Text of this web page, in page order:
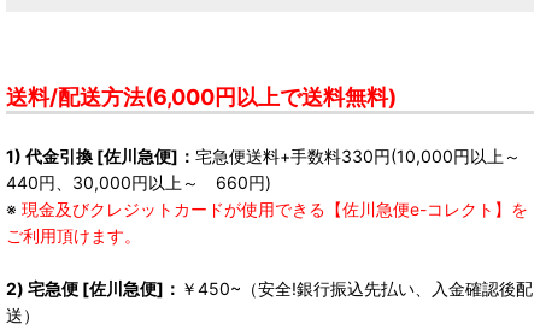
送料/配送方法(6,000円以上で送料無料)
1) 代金引換 [佐川急便]： 宅急便送料+手数料330円(10,000円以上～
440円、30,000円以上～ 660円)
※ 現金及びクレジットカードが使用できる【佐川急便e-コレクト】を
ご利用頂けます。
2) 宅急便 [佐川急便]： ￥450~（安全!銀行振込先払い、入金確認後配
送）